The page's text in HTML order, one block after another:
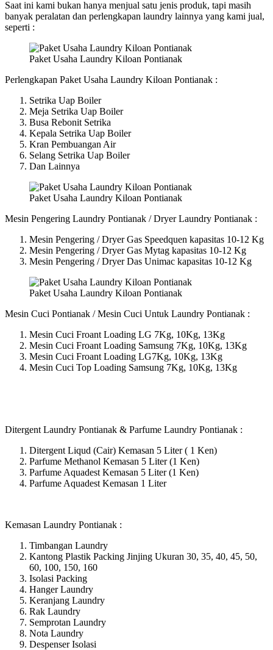
Saat ini kami bukan hanya menjual satu jenis produk, tapi masih
banyak peralatan dan perlengkapan laundry lainnya yang kami jual,
seperti :
Paket Usaha Laundry Kiloan Pontianak
Perlengkapan Paket Usaha Laundry Kiloan Pontianak :
Setrika Uap Boiler
Meja Setrika Uap Boiler
Busa Rebonit Setrika
Kepala Setrika Uap Boiler
Kran Pembuangan Air
Selang Setrika Uap Boiler
Dan Lainnya
Paket Usaha Laundry Kiloan Pontianak
Mesin Pengering Laundry Pontianak / Dryer Laundry Pontianak :
Mesin Pengering / Dryer Gas Speedquen kapasitas 10-12 Kg
Mesin Pengering / Dryer Gas Mytag kapasitas 10-12 Kg
Mesin Pengering / Dryer Das Unimac kapasitas 10-12 Kg
Paket Usaha Laundry Kiloan Pontianak
Mesin Cuci Pontianak / Mesin Cuci Untuk Laundry Pontianak :
Mesin Cuci Froant Loading LG 7Kg, 10Kg, 13Kg
Mesin Cuci Froant Loading Samsung 7Kg, 10Kg, 13Kg
Mesin Cuci Froant Loading LG7Kg, 10Kg, 13Kg
Mesin Cuci Top Loading Samsung 7Kg, 10Kg, 13Kg
Ditergent Laundry Pontianak & Parfume Laundry Pontianak :
Ditergent Liqud (Cair) Kemasan 5 Liter ( 1 Ken)
Parfume Methanol Kemasan 5 Liter (1 Ken)
Parfume Aquadest Kemasan 5 Liter (1 Ken)
Parfume Aquadest Kemasan 1 Liter
Kemasan Laundry Pontianak :
Timbangan Laundry
Kantong Plastik Packing Jinjing Ukuran 30, 35, 40, 45, 50,
60, 100, 150, 160
Isolasi Packing
Hanger Laundry
Keranjang Laundry
Rak Laundry
Semprotan Laundry
Nota Laundry
Despenser Isolasi